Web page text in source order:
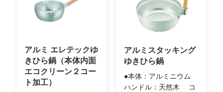
アルミ エレテックゆ
きひら鍋（本体内面
エコクリーン２コー
ト加工）
アルミスタッキング
ゆきひら鍋
●本体：アルミニウム
ハンドル：天然木 コ